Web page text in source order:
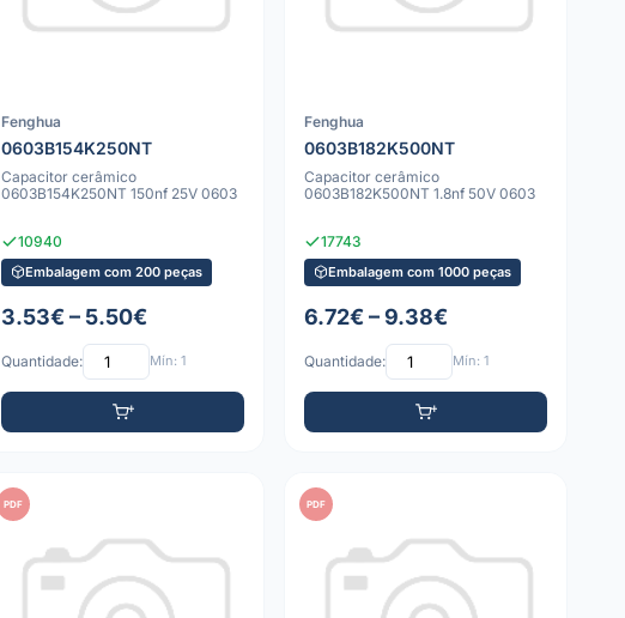
Fenghua
0603B154K250NT
Capacitor cerâmico
0603B154K250NT 150nf 25V 0603
10940
Embalagem com 200 peças
3.53€ – 5.50€
Quantidade: Mín: 1
Fenghua
0603B182K500NT
Capacitor cerâmico
0603B182K500NT 1.8nf 50V 0603
17743
Embalagem com 1000 peças
6.72€ – 9.38€
Quantidade: Mín: 1
PDF PDF